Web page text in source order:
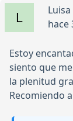
hace
Estoy
siento que
la plenitud
Recomiendo